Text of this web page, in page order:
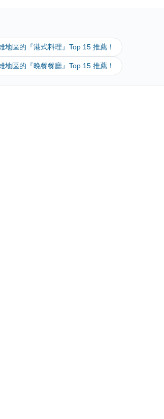
地區的『港式料理』Top 15 推薦！
地區的『晚餐餐廳』Top 15 推薦！